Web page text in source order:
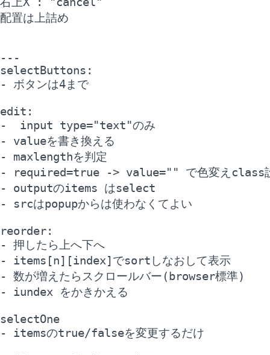
配置は上詰め
---
selectButtons:
- ボタンは4まで
edit:
-  input type="text"のみ
- valueを書き換える
- maxlengthを判定
- required=true -> value="" で色変えclass
- outputのitems はselect
- srcはpopupからは使わなくてよい
reorder:
- 押したら上へ下へ
- items[n][index]でsortしなおして表示
- 数が増えたらスクロールバー(browser標準)
- iundex をかきかえる
selectOne
- itemsのtrue/falseを変更するだけ